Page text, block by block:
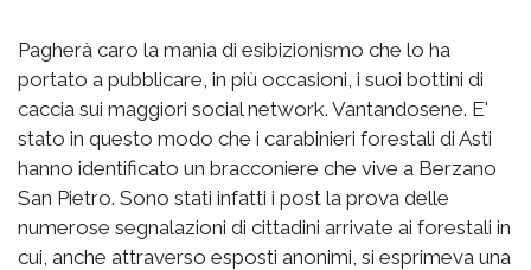
Pagherà caro la mania di esibizionismo che lo ha
portato a pubblicare, in più occasioni, i suoi bottini di
caccia sui maggiori social network. Vantandosene. E'
stato in questo modo che i carabinieri forestali di Asti
hanno identificato un bracconiere che vive a Berzano
San Pietro. Sono stati infatti i post la prova delle
numerose segnalazioni di cittadini arrivate ai forestali in
cui, anche attraverso esposti anonimi, si esprimeva una